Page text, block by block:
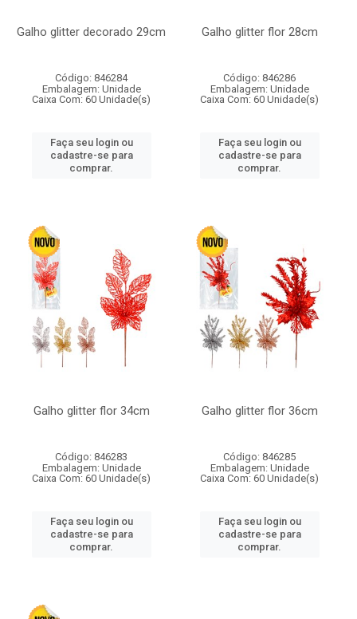
Galho glitter decorado 29cm
Código: 846284
Embalagem: Unidade
Caixa Com: 60 Unidade(s)
Faça seu login ou
cadastre-se para
comprar.
Galho glitter flor 28cm
Código: 846286
Embalagem: Unidade
Caixa Com: 60 Unidade(s)
Faça seu login ou
cadastre-se para
comprar.
Galho glitter flor 34cm
Código: 846283
Embalagem: Unidade
Caixa Com: 60 Unidade(s)
Faça seu login ou
cadastre-se para
comprar.
Galho glitter flor 36cm
Código: 846285
Embalagem: Unidade
Caixa Com: 60 Unidade(s)
Faça seu login ou
cadastre-se para
comprar.